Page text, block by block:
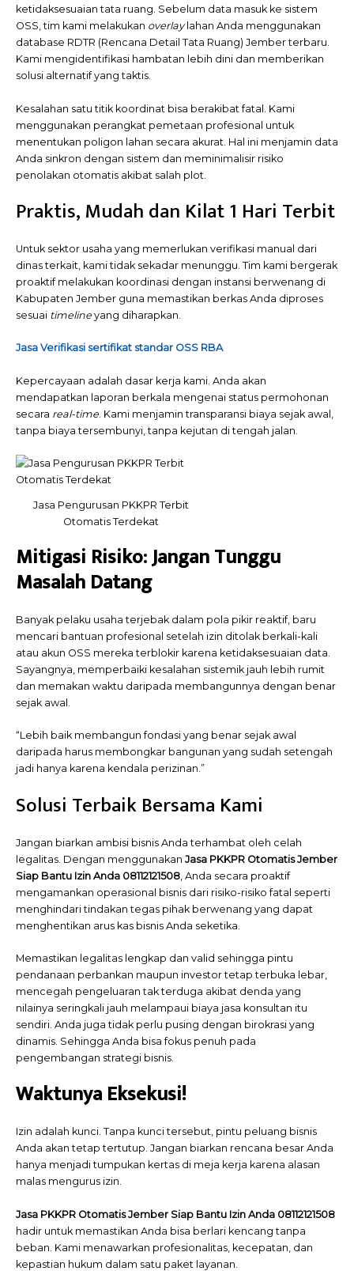
ketidaksesuaian tata ruang. Sebelum data masuk ke sistem
OSS, tim kami melakukan overlaylahan Anda menggunakan
database RDTR (Rencana Detail Tata Ruang) Jember terbaru.
Kami mengidentifikasi hambatan lebih dini dan memberikan
solusi alternatif yang taktis.
Kesalahan satu titik koordinat bisa berakibat fatal. Kami
menggunakan perangkat pemetaan profesional untuk
menentukan poligon lahan secara akurat. Hal ini menjamin data
Anda sinkron dengan sistem dan meminimalisir risiko
penolakan otomatis akibat salah plot.
Praktis, Mudah dan Kilat 1 Hari Terbit
Untuk sektor usaha yang memerlukan verifikasi manual dari
dinas terkait, kami tidak sekadar menunggu. Tim kami bergerak
proaktif melakukan koordinasi dengan instansi berwenang di
Kabupaten Jember guna memastikan berkas Anda diproses
sesuai timeline yang diharapkan.
Jasa Verifikasi sertifikat standar OSS RBA
Kepercayaan adalah dasar kerja kami. Anda akan
mendapatkan laporan berkala mengenai status permohonan
secara real-time . Kami menjamin transparansi biaya sejak awal,
tanpa biaya tersembunyi, tanpa kejutan di tengah jalan.
Jasa Pengurusan PKKPR Terbit
Otomatis Terdekat
Mitigasi Risiko: Jangan Tunggu
Masalah Datang
Banyak pelaku usaha terjebak dalam pola pikir reaktif, baru
mencari bantuan profesional setelah izin ditolak berkali-kali
atau akun OSS mereka terblokir karena ketidaksesuaian data.
Sayangnya, memperbaiki kesalahan sistemik jauh lebih rumit
dan memakan waktu daripada membangunnya dengan benar
sejak awal.
“Lebih baik membangun fondasi yang benar sejak awal
daripada harus membongkar bangunan yang sudah setengah
jadi hanya karena kendala perizinan.”
Solusi Terbaik Bersama Kami
Jangan biarkan ambisi bisnis Anda terhambat oleh celah
legalitas. Dengan menggunakan Jasa PKKPR Otomatis Jember
Siap Bantu Izin Anda 08112121508 , Anda secara proaktif
mengamankan operasional bisnis dari risiko-risiko fatal seperti
menghindari tindakan tegas pihak berwenang yang dapat
menghentikan arus kas bisnis Anda seketika.
Memastikan legalitas lengkap dan valid sehingga pintu
pendanaan perbankan maupun investor tetap terbuka lebar,
mencegah pengeluaran tak terduga akibat denda yang
nilainya seringkali jauh melampaui biaya jasa konsultan itu
sendiri. Anda juga tidak perlu pusing dengan birokrasi yang
dinamis. Sehingga Anda bisa fokus penuh pada
pengembangan strategi bisnis.
Waktunya Eksekusi!
Izin adalah kunci. Tanpa kunci tersebut, pintu peluang bisnis
Anda akan tetap tertutup. Jangan biarkan rencana besar Anda
hanya menjadi tumpukan kertas di meja kerja karena alasan
malas mengurus izin.
Jasa PKKPR Otomatis Jember Siap Bantu Izin Anda 08112121508
hadir untuk memastikan Anda bisa berlari kencang tanpa
beban. Kami menawarkan profesionalitas, kecepatan, dan
kepastian hukum dalam satu paket layanan.